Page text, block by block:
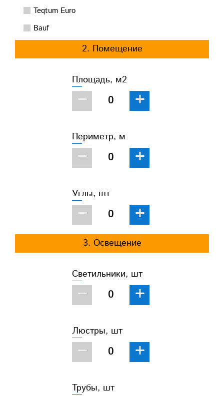
Teqtum Euro
Bauf
2. Помещение
Площадь, м2
− +
Периметр, м
− +
Углы, шт
− +
3. Освещение
Светильники, шт
− +
Люстры, шт
− +
Трубы, шт